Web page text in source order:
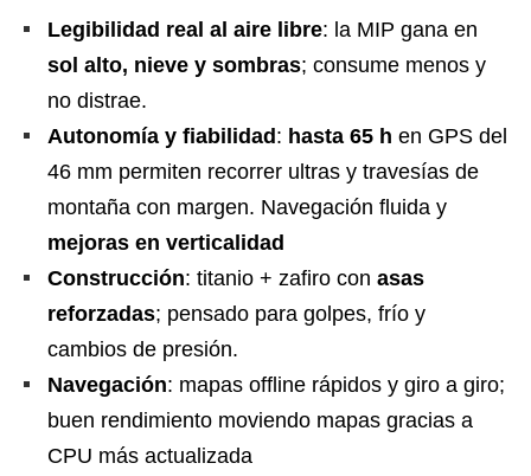
Legibilidad real al aire libre: la MIP gana en
sol alto, nieve y sombras; consume menos y
no distrae.
Autonomía y fiabilidad : hasta 65 h en GPS del
46 mm permiten recorrer ultras y travesías de
montaña con margen. Navegación fluida y
mejoras en verticalidad
Construcción: titanio + zafiro con asas
reforzadas; pensado para golpes, frío y
cambios de presión.
Navegación: mapas offline rápidos y giro a giro;
buen rendimiento moviendo mapas gracias a
CPU más actualizada